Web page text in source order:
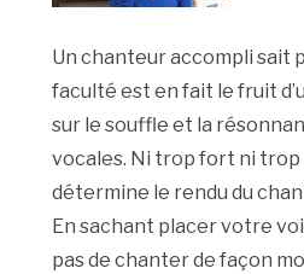
Un chanteur accompli sait
faculté est en fait le fruit
sur le souffle et la
vocales. Ni trop fort ni trop
détermine le rendu du
En sachant placer votre
pas de chanter de façon